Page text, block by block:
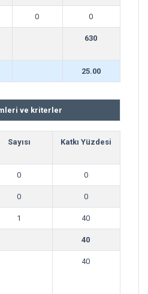
0 0
630
25.00
ve kriterler
Sayısı Katkı Yüzdesi
0 0
0 0
1 40
40
40